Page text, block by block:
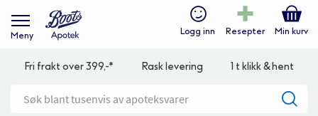
Meny Logg inn Resepter Min kurv
Fri frakt over 399,-* Rask levering 1 t klikk & hent